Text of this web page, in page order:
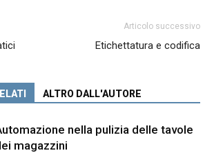
Articolo successivo
Etichettatura e codifica
ALTRO DALL'AUTORE
nella pulizia delle tavole
magazzini